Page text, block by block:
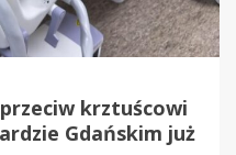
krztuścowi
Gdańskim już